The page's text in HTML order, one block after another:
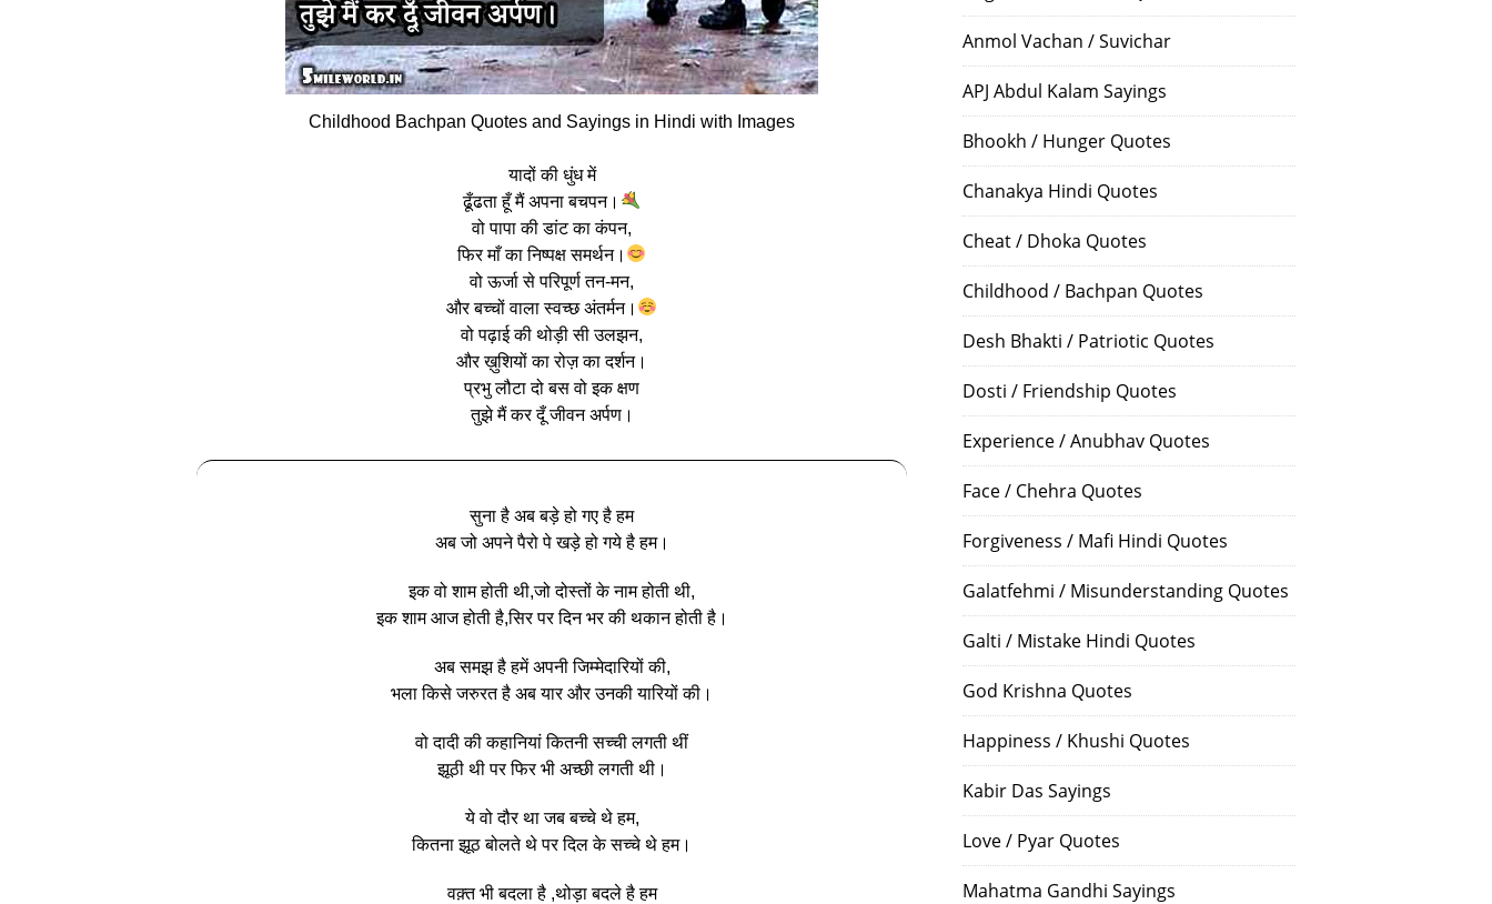
Childhood Bachpan Quotes and Sayings in Hindi with Images
यादों की धुंध में
ढूँढता हूँ मैं अपना बचपन।
वो पापा की डांट का कंपन,
फिर माँ का निष्पक्ष समर्थन।
वो ऊर्जा से परिपूर्ण तन-मन,
और बच्चों वाला स्वच्छ अंतर्मन।
वो पढ़ाई की थोड़ी सी उलझन,
और ख़ुशियों का रोज़ का दर्शन।
प्रभु लौटा दो बस वो इक क्षण
तुझे मैं कर दूँ जीवन अर्पण।
सुना है अब बड़े हो गए है हम
अब जो अपने पैरो पे खड़े हो गये है हम।
इक वो शाम होती थी,जो दोस्तों के नाम होती थी,
इक शाम आज होती है,सिर पर दिन भर की थकान होती है।
अब समझ है हमें अपनी जिम्मेदारियों की,
भला किसे जरुरत है अब यार और उनकी यारियों की।
वो दादी की कहानियां कितनी सच्ची लगती थीं
झूठी थी पर फिर भी अच्छी लगती थी।
ये वो दौर था जब बच्चे थे हम,
कितना झूठ बोलते थे पर दिल के सच्चे थे हम।
वक़्त भी बदला है ,थोड़ा बदले है हम
Anmol Vachan / Suvichar
APJ Abdul Kalam Sayings
Bhookh / Hunger Quotes
Chanakya Hindi Quotes
Cheat / Dhoka Quotes
Childhood / Bachpan Quotes
Desh Bhakti / Patriotic Quotes
Dosti / Friendship Quotes
Experience / Anubhav Quotes
Face / Chehra Quotes
Forgiveness / Mafi Hindi Quotes
Galatfehmi / Misunderstanding Quotes
Galti / Mistake Hindi Quotes
God Krishna Quotes
Happiness / Khushi Quotes
Kabir Das Sayings
Love / Pyar Quotes
Mahatma Gandhi Sayings